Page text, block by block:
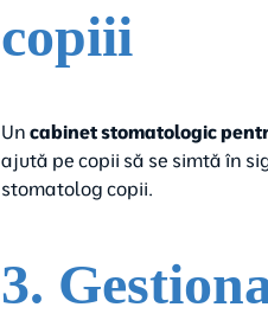
copiii
Un cabinet stomatologic
ajută pe copii să se simtă în
stomatolog copii.
3.